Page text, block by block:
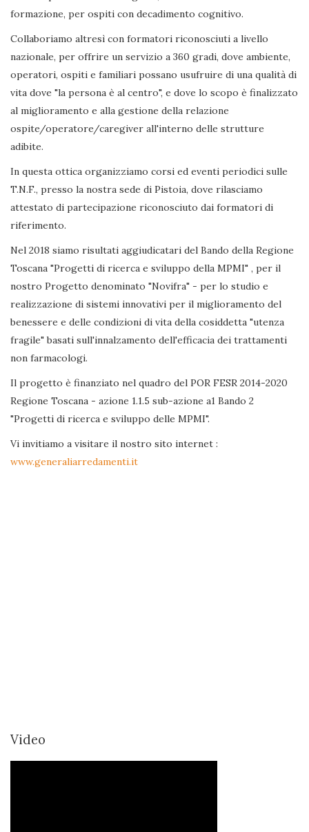
formazione, per ospiti con decadimento cognitivo.
Collaboriamo altresì con formatori riconosciuti a livello
nazionale, per offrire un servizio a 360 gradi, dove ambiente,
operatori, ospiti e familiari possano usufruire di una qualità di
vita dove "la persona è al centro", e dove lo scopo è finalizzato
al miglioramento e alla gestione della relazione
ospite/operatore/caregiver all'interno delle strutture
adibite.
In questa ottica organizziamo corsi ed eventi periodici sulle
T.N.F., presso la nostra sede di Pistoia, dove rilasciamo
attestato di partecipazione riconosciuto dai formatori di
riferimento.
Nel 2018 siamo risultati aggiudicatari del Bando della Regione
Toscana "Progetti di ricerca e sviluppo della MPMI" , per il
nostro Progetto denominato "Novifra" - per lo studio e
realizzazione di sistemi innovativi per il miglioramento del
benessere e delle condizioni di vita della cosiddetta "utenza
fragile" basati sull'innalzamento dell'efficacia dei trattamenti
non farmacologi.
Il progetto è finanziato nel quadro del POR FESR 2014-2020
Regione Toscana - azione 1.1.5 sub-azione a1 Bando 2
"Progetti di ricerca e sviluppo delle MPMI".
Vi invitiamo a visitare il nostro sito internet :
www.generaliarredamenti.it
Video